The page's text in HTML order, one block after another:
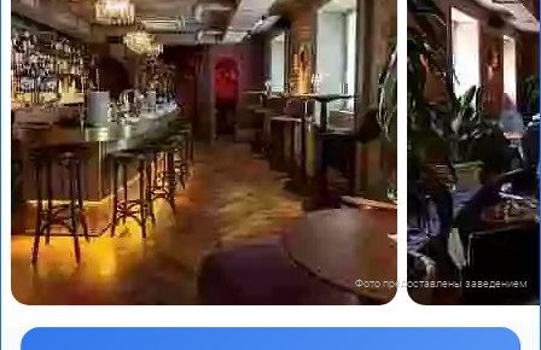
Фото предоставлены заведением